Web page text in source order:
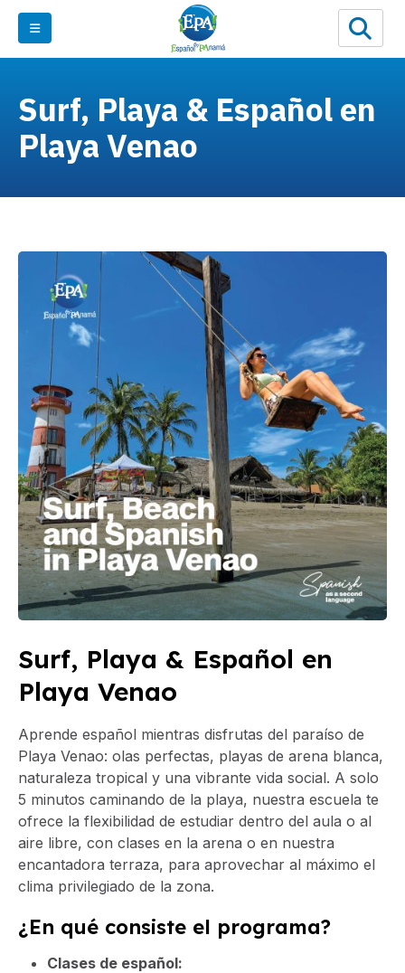
Surf, Playa & Español en
Playa Venao
Surf, Playa & Español en
Playa Venao
Aprende español mientras disfrutas del paraíso de
Playa Venao: olas perfectas, playas de arena blanca,
naturaleza tropical y una vibrante vida social. A solo
5 minutos caminando de la playa, nuestra escuela te
ofrece la flexibilidad de estudiar dentro del aula o al
aire libre, con clases en la arena o en nuestra
encantadora terraza, para aprovechar al máximo el
clima privilegiado de la zona.
¿En qué consiste el programa?
Clases de español: